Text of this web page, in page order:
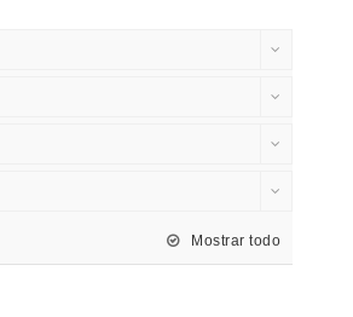
Mostrar todo